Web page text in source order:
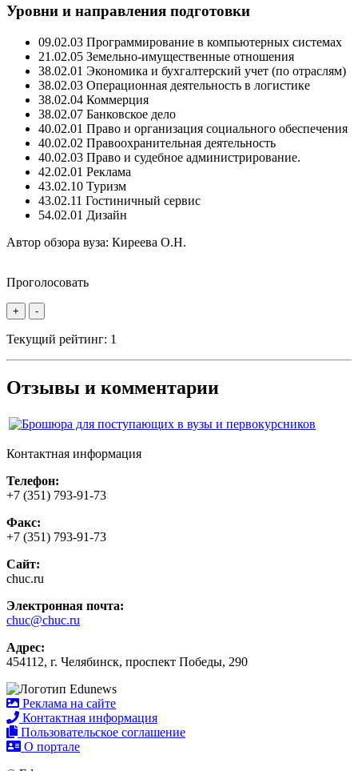
Уровни и направления подготовки
09.02.03 Программирование в компьютерных системах
21.02.05 Земельно-имущественные отношения
38.02.01 Экономика и бухгалтерский учет (по отраслям)
38.02.03 Операционная деятельность в логистике
38.02.04 Коммерция
38.02.07 Банковское дело
40.02.01 Право и организация социального обеспечения
40.02.02 Правоохранительная деятельность
40.02.03 Право и судебное администрирование.
42.02.01 Реклама
43.02.10 Туризм
43.02.11 Гостиничный сервис
54.02.01 Дизайн
Автор обзора вуза: Киреева О.Н.
Проголосовать
+ -
Текущий рейтинг: 1
Отзывы и комментарии
Контактная информация
Телефон:
+7 (351) 793-91-73
Факс:
+7 (351) 793-91-73
Сайт:
chuc.ru
Электронная почта:
chuc@chuc.ru
Адрес:
454112, г. Челябинск, проспект Победы, 290
Реклама на сайте
Контактная информация
Пользовательское соглашение
О портале